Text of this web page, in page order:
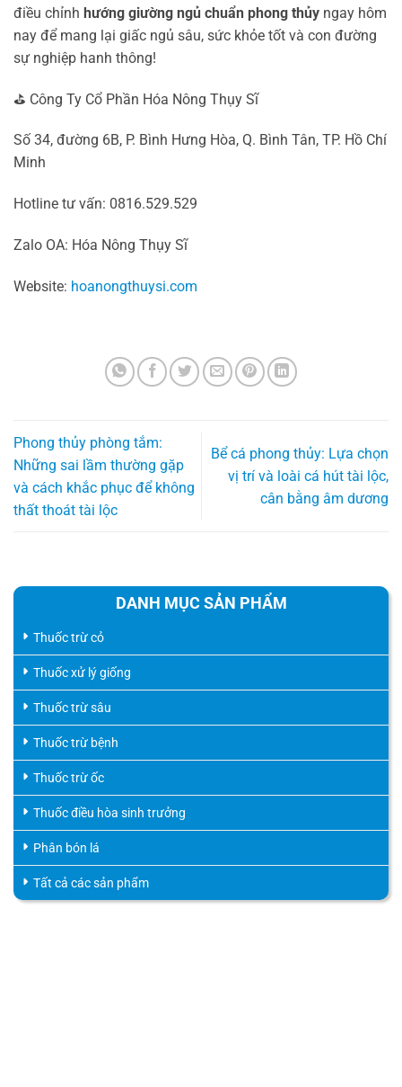
điều chỉnh hướng giường ngủ chuẩn phong thủy ngay hôm
nay để mang lại giấc ngủ sâu, sức khỏe tốt và con đường
sự nghiệp hanh thông!
⛳ Công Ty Cổ Phần Hóa Nông Thụy Sĩ
Số 34, đường 6B, P. Bình Hưng Hòa, Q. Bình Tân, TP. Hồ Chí
Minh
Hotline tư vấn: 0816.529.529
Zalo OA: Hóa Nông Thụy Sĩ
Website: hoanongthuysi.com
Phong thủy phòng tắm:
Những sai lầm thường gặp
và cách khắc phục để không
thất thoát tài lộc
Bể cá phong thủy: Lựa chọn
vị trí và loài cá hút tài lộc,
cân bằng âm dương
DANH MỤC SẢN PHẨM
Thuốc trừ cỏ
Thuốc xử lý giống
Thuốc trừ sâu
Thuốc trừ bệnh
Thuốc trừ ốc
Thuốc điều hòa sinh trưởng
Phân bón lá
Tất cả các sản phẩm